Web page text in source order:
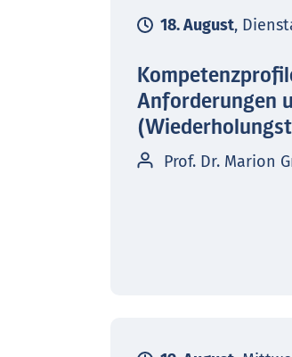
18. August,
Anforderungen
Prof. Dr. Marion